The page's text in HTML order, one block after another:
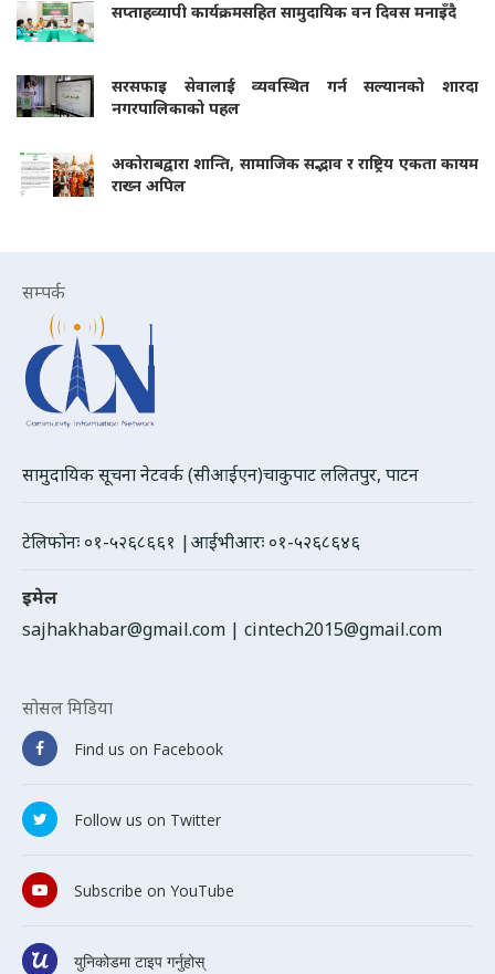
सप्ताहव्यापी कार्यक्रमसहित सामुदायिक वन दिवस मनाइँदै
सरसफाइ सेवालाई व्यवस्थित गर्न सल्यानको शारदा
नगरपालिकाको पहल
अकोराबद्वारा शान्ति, सामाजिक सद्भाव र राष्ट्रिय एकता कायम
राख्न अपिल
सम्पर्क
सामुदायिक सूचना नेटवर्क (सीआईएन)चाकुपाट ललितपुर, पाटन
टेलिफोनः ०१-५२६८६६१ |आईभीआरः ०१-५२६८६४६
इमेल
sajhakhabar@gmail.com | cintech2015@gmail.com
सोसल मिडिया
Find us on Facebook
Follow us on Twitter
Subscribe on YouTube
युनिकोडमा टाइप गर्नुहोस्